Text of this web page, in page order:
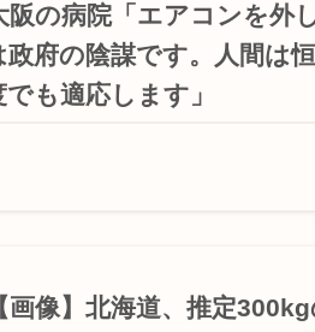
阪の病院「エアコンを外
政府の陰謀です。人間は
も適応します」
画像】北海道、推定